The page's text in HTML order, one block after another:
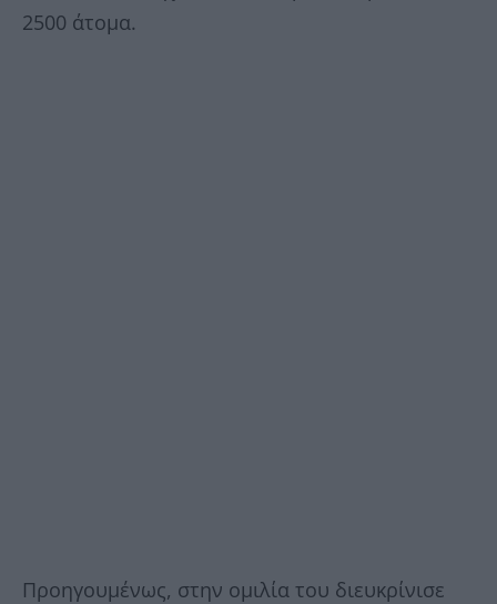
2500 άτομα.
Προηγουμένως, στην ομιλία του διευκρίνισε